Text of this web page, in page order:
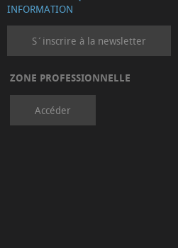
INFORMATION
S´inscrire à la newsletter
ZONE PROFESSIONNELLE
Accéder